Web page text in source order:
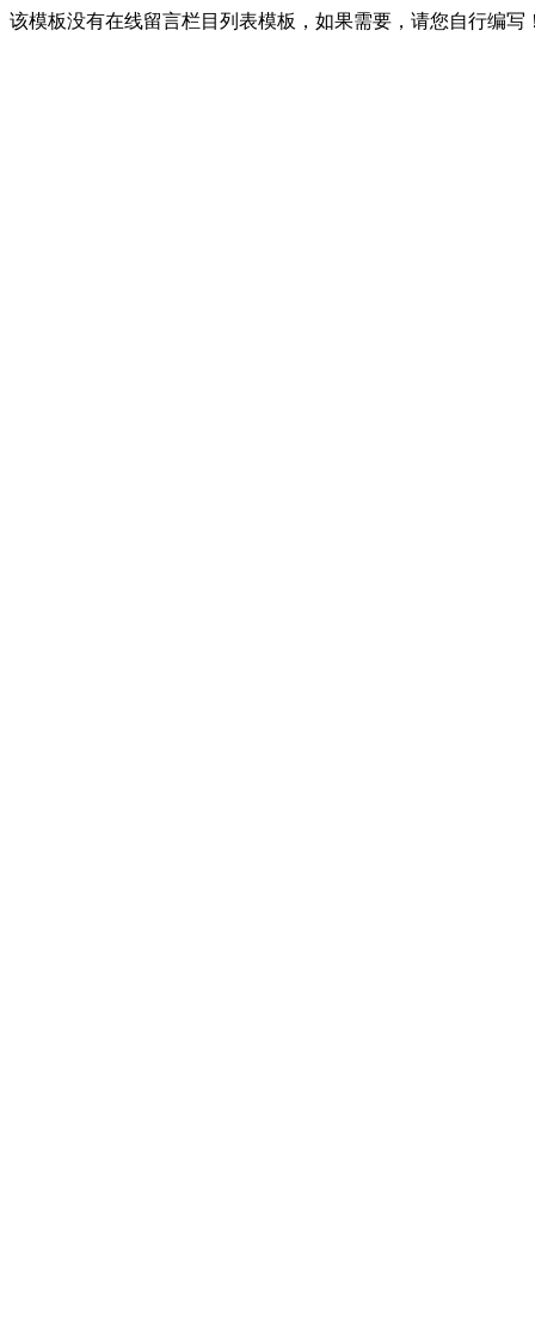
该模板没有在线留言栏目列表模板，如果需要，请您自行编写